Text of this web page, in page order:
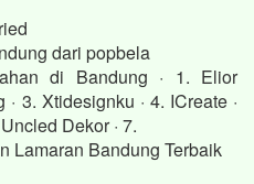
dari popbela
di Bandung · 1. Elior
3. Xtidesignku · 4. ICreate ·
Dekor · 7.
Lamaran Bandung Terbaik